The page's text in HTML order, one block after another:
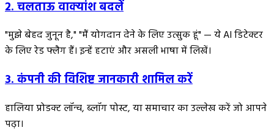
2. चलताऊ वाक्यांश बदलें
"मुझे बेहद जुनून है," "मैं योगदान देने के लिए उत्सुक हूं" — ये AI डिटेक्टर
के लिए रेड फ्लैग हैं। इन्हें हटाएं और असली भाषा में लिखें।
3. कंपनी की विशिष्ट जानकारी शामिल करें
हालिया प्रोडक्ट लॉन्च, ब्लॉग पोस्ट, या समाचार का उल्लेख करें जो आपने
पढ़ा।